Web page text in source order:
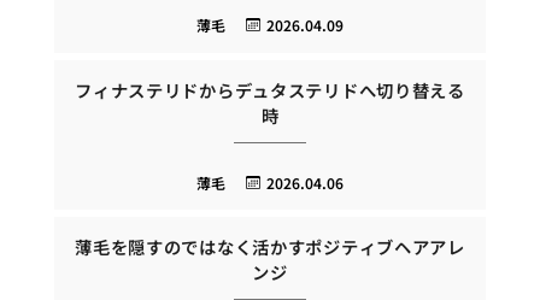
2026.04.09
薄毛
フィナステリドからデュタステリドへ切り替える
時
2026.04.06
薄毛
薄毛を隠すのではなく活かすポジティブヘアアレ
ンジ